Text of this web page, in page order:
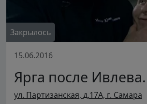
Закрылось
15.06.2016
Ярга после
ул. Партизанская, д.17А, г. Самара